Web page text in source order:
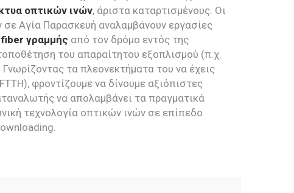
οπτικών ινών, άριστα καταρτισμένους. Οι
σε Αγία Παρασκευή αναλαμβάνουν εργασίες
fiber γραμμής από τον δρόμο εντός της
του απαραίτητου εξοπλισμού (π.χ.
τα πλεονεκτήματα του να έχεις
φροντίζουμε να δίνουμε αξιόπιστες
να απολαμβάνει τα πραγματικά
τεχνολογία οπτικών ινών σε επίπεδο